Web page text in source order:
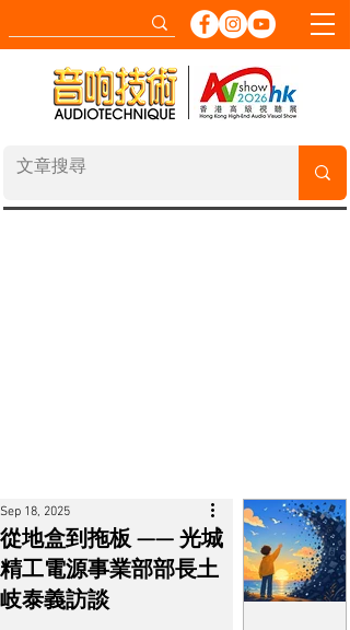
從地盒到拖板 —— 光城
精工電源事業部部長土
岐泰義訪談
Sep 18, 2025